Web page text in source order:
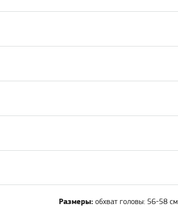
Размеры: обхват головы: 56-58 см